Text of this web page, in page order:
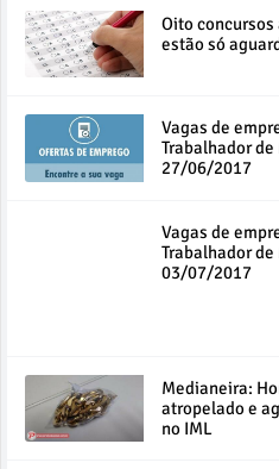
Oito concursos
estão só
Vagas de
Trabalhador
27/06/2017
Vagas de
Trabalhador
03/07/2017
Medianeira:
atropelado e
no IML